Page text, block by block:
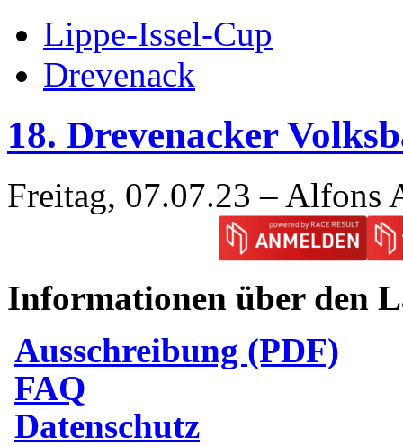
Lippe-Issel-Cup
Drevenack
18. Drevenacker
Freitag, 07.07.23 – Alfons
Informationen über den
Ausschreibung (PDF)
FAQ
Datenschutz